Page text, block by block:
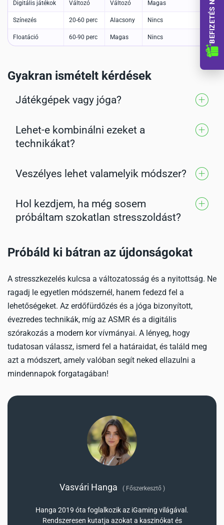
Digitális játékok Változó Változó Magas
Színezés 20-60 perc Alacsony Nincs
Floatáció 60-90 perc Magas Nincs
Gyakran ismételt kérdések
Játékgépek vagy jóga?
Nincs univerzális válasz. Az ideális stresszoldó
módszer személyiségfüggő. Egyeseknek a
interaktív élmények válnak be.
Lehet-e kombinálni ezeket a
technikákat?
Igen, sőt ajánlott. Az erdőfürdőzés után
követheti egy kis kreatív színezés.
Veszélyes lehet valamelyik módszer?
A digitális játékok és szerencsejátékok esetében
fennáll a függőség kockázata. Fontos a tudatos
módszernél nincs ismert kockázat.
Hol kezdjem, ha még sosem
próbáltam szokatlan stresszoldást?
Kezdd a legegyszerűbbel: keress egy ASMR videót
parkban tudatos sétával. Ha tetszik, próbálj ki
komolyabb módszereket is.
Próbáld ki bátran az újdonságokat
A stresszkezelés kulcsa a változatosság és a nyitottság. Ne
ragadj le egyetlen módszernél, hanem fedezd fel a
lehetőségeket. Az erdőfürdőzés és a jóga bizonyított,
évezredes technikák, míg az ASMR és a digitális
szórakozás a modern kor vívmányai. A lényeg, hogy
tudatosan válassz, ismerd fel a határaidat, és találd meg
azt a módszert, amely valóban segít neked ellazulni a
mindennapok forgatagában!
Vasvári Hanga (Főszerkesztő )
Hanga 2019 óta foglalkozik az iGaming világával.
Rendszeresen kutatja azokat a kaszinókat és